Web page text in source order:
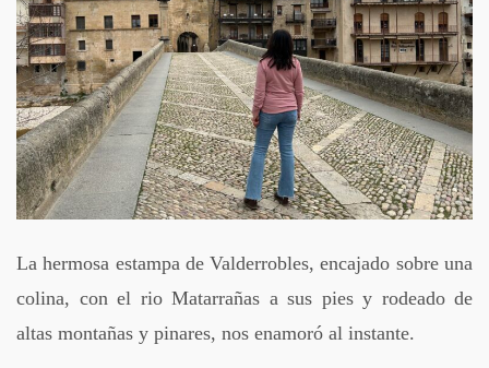
La hermosa estampa de Valderrobles, encajado sobre una
colina, con el rio Matarrañas a sus pies y rodeado de
altas montañas y pinares, nos enamoró al instante.